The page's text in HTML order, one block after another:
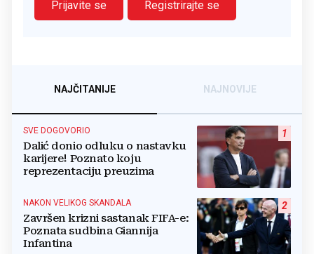
Prijavite se
Registrirajte se
NAJČITANIJE NAJNOVIJE
1
SVE DOGOVORIO
Dalić donio odluku o nastavku
karijere! Poznato koju
reprezentaciju preuzima
2
NAKON VELIKOG SKANDALA
Završen krizni sastanak FIFA-e:
Poznata sudbina Giannija
Infantina